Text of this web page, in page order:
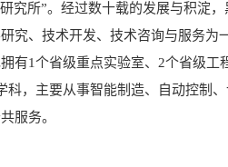
究所”。经过数十载的发展与积淀
究、技术开发、技术咨询与服务为
有1个省级重点实验室、2个省级工
科，主要从事智能制造、自动控制
服务。